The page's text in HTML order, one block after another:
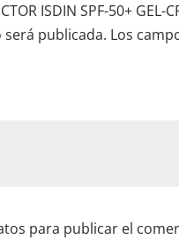
ISDIN SPF-50+ GEL-
publicada. Los
para publicar el